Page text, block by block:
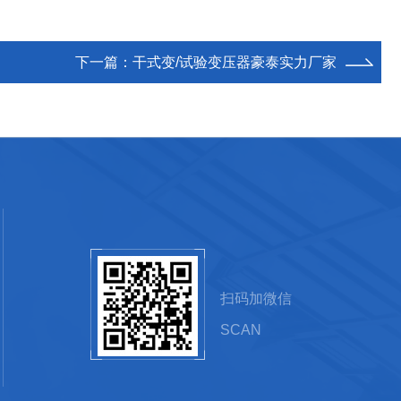
下一篇： 干式变/试验变压器豪泰实力厂家
扫码加微信
SCAN